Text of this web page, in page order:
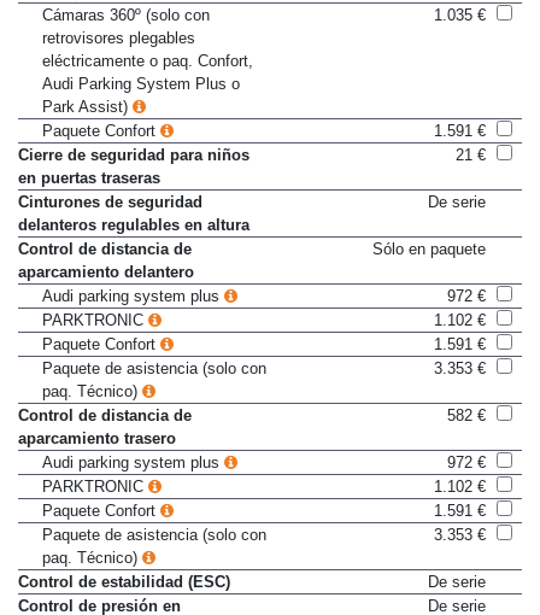
con paq. Confort)
Cámaras 360º (solo con
retrovisores plegables
eléctricamente o paq. Confort,
Audi Parking System Plus o
Park Assist)
Paquete Confort
1.591 €
Cierre de seguridad para niños
en puertas traseras
Cinturones de seguridad
delanteros regulables en altura
Control de distancia de
aparcamiento delantero
Audi parking system plus
972 €
PARKTRONIC
1.102 €
Paquete Confort
1.591 €
Paquete de asistencia (solo con
paq. Técnico)
Control de distancia de
aparcamiento trasero
Audi parking system plus
972 €
PARKTRONIC
1.102 €
Paquete Confort
1.591 €
Paquete de asistencia (solo con
paq. Técnico)
Control de estabilidad (ESC)
De serie